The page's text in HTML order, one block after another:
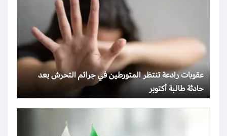
عقوبات رادعة تنتظر المتورطين في جرائم التحرش بعد
حادثة طالبة أكتوبر